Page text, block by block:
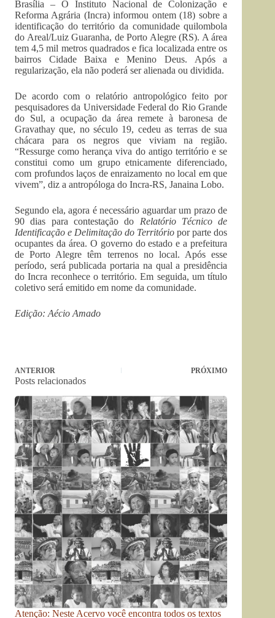
Brasília – O Instituto Nacional de Colonização e
Reforma Agrária (Incra) informou ontem (18) sobre a
identificação do território da comunidade quilombola
do Areal/Luiz Guaranha, de Porto Alegre (RS). A área
tem 4,5 mil metros quadrados e fica localizada entre os
bairros Cidade Baixa e Menino Deus. Após a
regularização, ela não poderá ser alienada ou dividida.
De acordo com o relatório antropológico feito por
pesquisadores da Universidade Federal do Rio Grande
do Sul, a ocupação da área remete à baronesa de
Gravathay que, no século 19, cedeu as terras de sua
chácara para os negros que viviam na região.
“Ressurge como herança viva do antigo território e se
constitui como um grupo etnicamente diferenciado,
com profundos laços de enraizamento no local em que
vivem”, diz a antropóloga do Incra-RS, Janaina Lobo.
Segundo ela, agora é necessário aguardar um prazo de
90 dias para contestação do Relatório Técnico de
Identificação e Delimitação do Território por parte dos
ocupantes da área. O governo do estado e a prefeitura
de Porto Alegre têm terrenos no local. Após esse
período, será publicada portaria na qual a presidência
do Incra reconhece o território. Em seguida, um título
coletivo será emitido em nome da comunidade.
Edição: Aécio Amado
ANTERIOR PRÓXIMO
Posts relacionados
Atenção: Neste Acervo você encontra todos os textos